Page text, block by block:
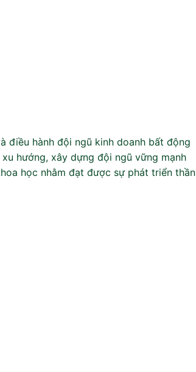
điều hành đội ngũ kinh doanh bất động
hướng, xây dựng đội ngũ vững mạnh
học nhằm đạt được sự phát triển thần